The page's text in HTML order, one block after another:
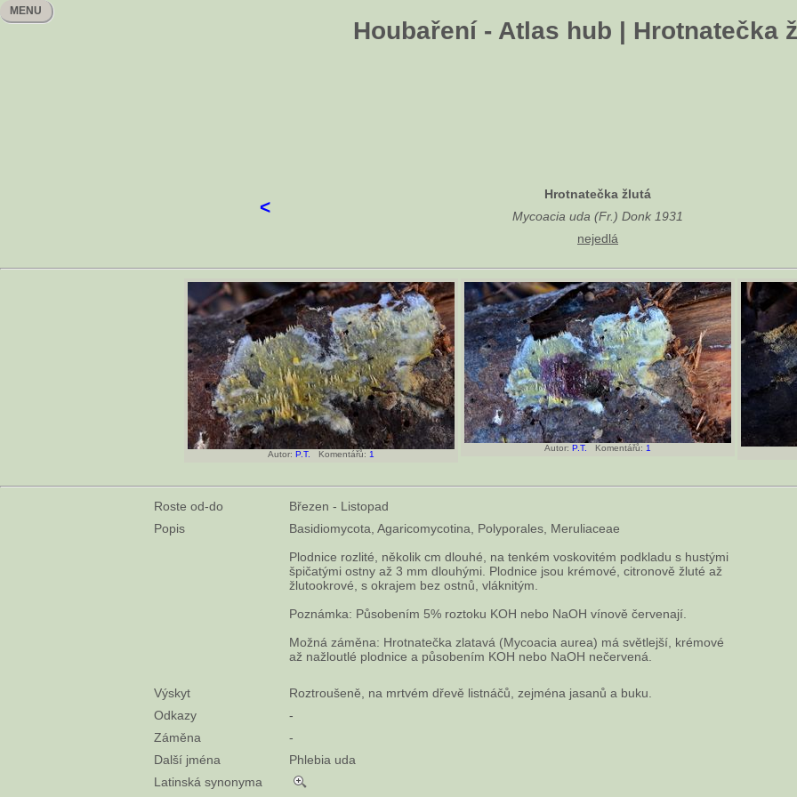
Houbaření - Atlas hub | Hrotnatečka
MENU
<
Hrotnatečka žlutá
Mycoacia uda (Fr.) Donk 1931
nejedlá
Autor: P.T. Komentářů: 1
Autor: P.T. Komentářů: 1
Roste od-do
Březen - Listopad
Popis
Basidiomycota, Agaricomycotina, Polyporales, Meruliaceae
Plodnice rozlité, několik cm dlouhé, na tenkém voskovitém podkladu s hustými
špičatými ostny až 3 mm dlouhými. Plodnice jsou krémové, citronově žluté až
žlutookrové, s okrajem bez ostnů, vláknitým.
Poznámka: Působením 5% roztoku KOH nebo NaOH vínově červenají.
Možná záměna: Hrotnatečka zlatavá (Mycoacia aurea) má světlejší, krémové
až nažloutlé plodnice a působením KOH nebo NaOH nečervená.
Výskyt
Roztroušeně, na mrtvém dřevě listnáčů, zejména jasanů a buku.
Odkazy
-
Záměna
-
Další jména
Phlebia uda
Latinská synonyma